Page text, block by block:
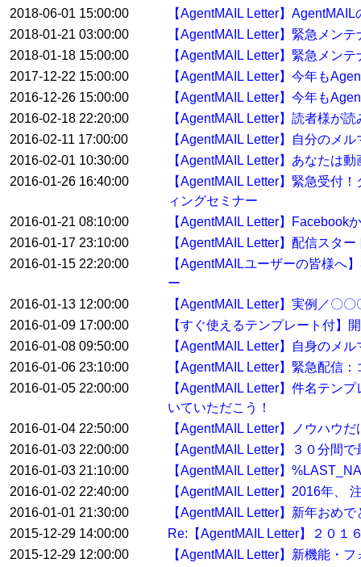
2018-06-01 15:00:00
【AgentMAIL Letter】
2018-01-21 03:00:00
【AgentMAIL Letter】緊急メン
2018-01-18 15:00:00
【AgentMAIL Letter】緊急メン
2017-12-22 15:00:00
【AgentMAIL Letter】今年も
2016-12-26 15:00:00
【AgentMAIL Letter】今年も
2016-02-18 22:20:00
【AgentMAIL Letter】読者様が
2016-02-11 17:00:00
【AgentMAIL Letter】自分のメ
2016-02-01 10:30:00
【AgentMAIL Letter】あなたは
2016-01-26 16:40:00
【AgentMAIL Letter】緊急受付
ィングセミナー
2016-01-21 08:10:00
【AgentMAIL Letter】Facebook
2016-01-17 23:10:00
【AgentMAIL Letter】配信スタ
2016-01-15 22:20:00
【AgentMAILユーザーの皆様へ
ー
2016-01-13 12:00:00
【AgentMAIL Letter】実例／〇
2016-01-09 17:00:00
【すぐ使えるテンプレート付】
2016-01-08 09:50:00
【AgentMAIL Letter】自身のメ
2016-01-06 23:10:00
【AgentMAIL Letter】緊急配信
2016-01-05 22:00:00
【AgentMAIL Letter】件名テン
いていただこう！
2016-01-04 22:50:00
【AgentMAIL Letter】ノウハウ
2016-01-03 22:00:00
【AgentMAIL Letter】３０分間
2016-01-03 21:10:00
【AgentMAIL Letter】
2016-01-02 22:40:00
【AgentMAIL Letter】2016年、
2016-01-01 21:30:00
【AgentMAIL Letter】新年おめ
2015-12-29 14:00:00
Re:【AgentMAIL Letter】２０１
2015-12-29 12:00:00
【AgentMAIL Letter】新機能・